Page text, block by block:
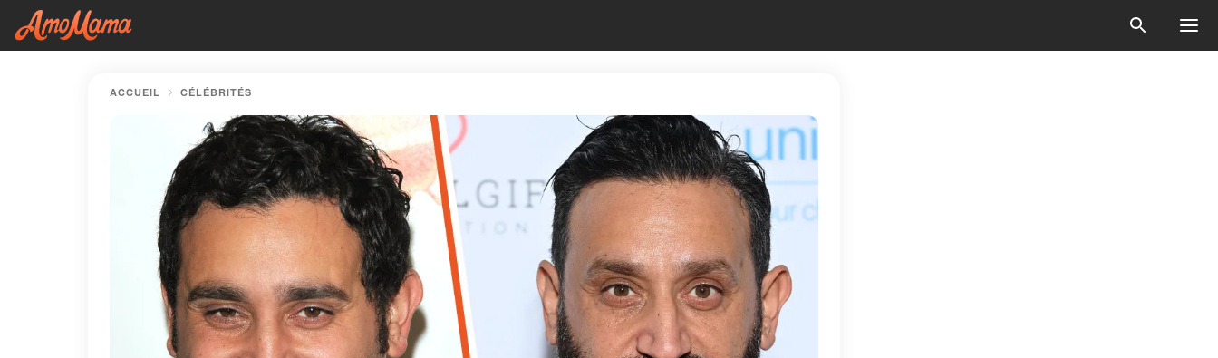
ACCUEIL CÉLÉBRITÉS